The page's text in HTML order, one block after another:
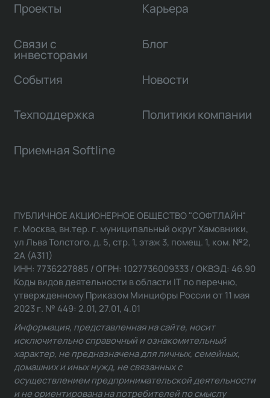
Проекты
Связи с
инвесторами
Карьера
Блог
События Новости
Техподдержка Политики компании
Приемная Softline
ПУБЛИЧНОЕ АКЦИОНЕРНОЕ ОБЩЕСТВО "СОФТЛАЙН"
г. Москва, вн.тер. г. муниципальный округ Хамовники,
ул Льва Толстого, д. 5, стр. 1, этаж 3, помещ. 1, ком. №2,
2А (А311)
ИНН: 7736227885 / ОГРН: 1027736009333 / ОКВЭД: 46.90
Коды видов деятельности в области IT по перечню,
утвержденному Приказом Минцифры России от 11 мая
2023 г. № 449: 2.01, 27.01, 4.01
Информация, представленная на сайте, носит
исключительно справочный и ознакомительный
характер, не предназначена для личных, семейных,
домашних и иных нужд, не связанных с
осуществлением предпринимательской деятельности
и не ориентирована на потребителей по смыслу